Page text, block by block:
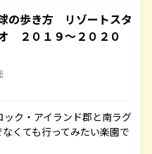
の歩き方 リゾートスタ
２０１９～２０２０
ク・アイランド郡と南ラグ
くても行ってみたい楽園で